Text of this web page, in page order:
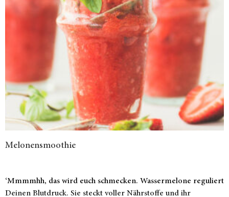
Melonensmoothie
‘Mmmmhh, das wird euch schmecken. Wassermelone reguliert
Deinen Blutdruck. Sie steckt voller Nährstoffe und ihr